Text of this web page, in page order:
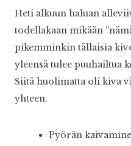
Heti alkuun haluan
todellakaan mikään
pikemminkin tällaisia
yleensä tulee puuhailtua
Siitä huolimatta oli kiva
yhteen.
Pyörän